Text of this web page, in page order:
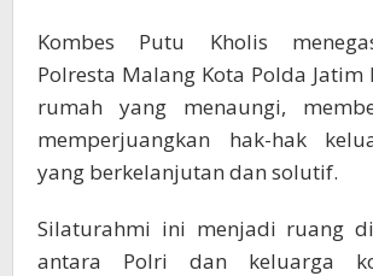
Kombes Putu Kholis
Polresta Malang Kota Polda
rumah yang menaungi,
memperjuangkan hak-hak
yang berkelanjutan dan solutif.
Silaturahmi ini menjadi ruang
antara Polri dan keluarga